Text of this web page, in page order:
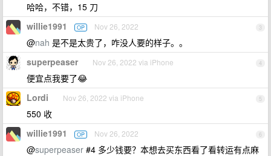
哈哈，不错，15 刀
3
willie1991 OP Nov 26, 2022
@nah 是不是太贵了，咋没人要的样子。。
4
superpeaser Nov 26, 2022 via iPhone
便宜点我要了😂
5
Lordi Nov 26, 2022 via iPhone
550 收
6
willie1991 OP Nov 26, 2022
@superpeaser #4 多少钱要？本想去买东西看了看转运有点麻